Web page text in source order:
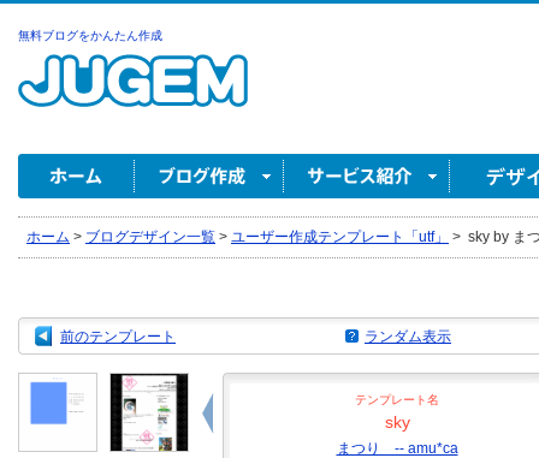
無料ブログをかんたん作成
ホーム > ブログデザイン一覧 > ユーザー作成テンプレート「utf」 > sky by ま
前のテンプレート ランダム表示
テンプレート名
sky
まつり -- amu*ca